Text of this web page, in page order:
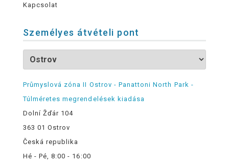
Kapcsolat
Személyes átvételi pont
Průmyslová zóna II Ostrov - Panattoni North Park -
Túlméretes megrendelések kiadása
Dolní Žďár 104
363 01 Ostrov
Česká republika
Hé - Pé, 8:00 - 16:00